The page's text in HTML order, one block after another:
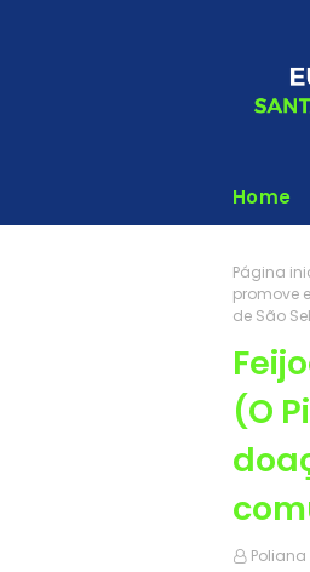
Home
Página
promove
de São
(O